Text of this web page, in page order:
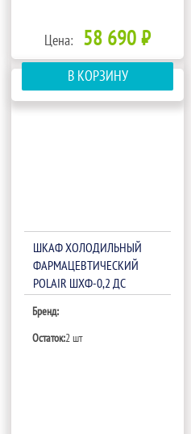
Цена: 58 690 ₽
В КОРЗИНУ
ШКАФ ХОЛОДИЛЬНЫЙ
ФАРМАЦЕВТИЧЕСКИЙ
POLAIR ШХФ-0,2 ДС
Бренд:
Остаток:2 шт